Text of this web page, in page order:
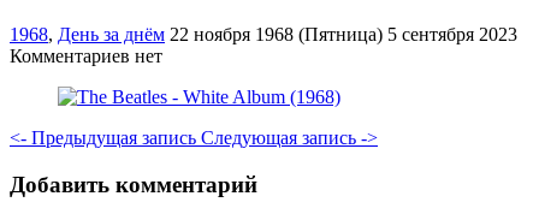
1968, День за днём 22 ноября 1968 (Пятница) 5 сентября 2023
Комментариев нет
<- Предыдущая запись Следующая запись ->
Добавить комментарий